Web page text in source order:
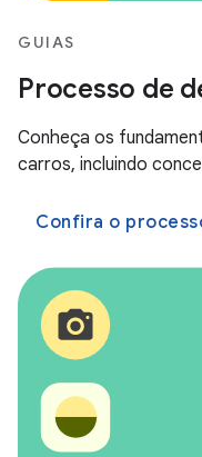
GUIAS
Processo de
Conheça os
carros, incluindo
Confira o